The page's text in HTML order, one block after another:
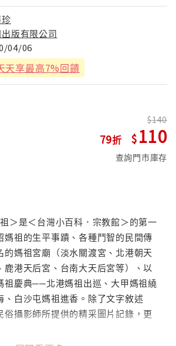
版有限公司
04/06
天享最高7%回饋
79
140
110
查詢門市庫存
＞是＜台灣小百科．宗教館＞的第一
媽祖的生平事蹟、各種鬥智的民間傳
的媽祖宮廟（淡水關渡宮、北港朝天
鹿港天后宮、台南大天后宮等）、以
祖慶典──北港媽祖出巡、大甲媽祖繞
、白沙屯媽祖進香。除了文字敘述
俗攝影師所提供的精采圖片記錄，更